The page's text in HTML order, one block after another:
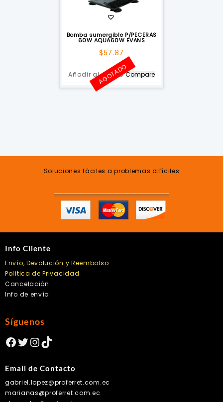
Bomba sumergible P/PECERAS
60W AQUA60W EVANS
$57.87
Añadir al carrito
AGOTADOCompare
Soluciones fáciles a problemas difíciles
Info Cliente
Envío, Devolución y Reembolso
Política de Privacidad
Cancelación
Info de envío
Síguenos
Facebook
Twitter
Instagram
TikTok
Email de Contacto
gabriel.lopez@proferret.com.ec
marianas@proferret.com.ec